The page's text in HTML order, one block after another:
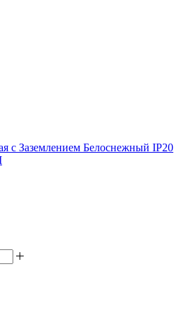
с Заземлением Белоснежный IP20